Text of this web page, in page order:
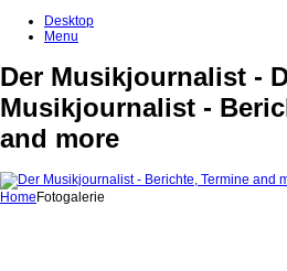
Desktop
Menu
Der Musikjournalist -
Musikjournalist -
and more
Home Fotogalerie